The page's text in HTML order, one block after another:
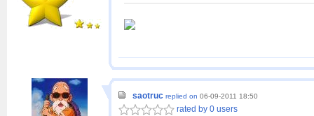
saotruc replied on 06-09-2011 18:50
rated by 0 users